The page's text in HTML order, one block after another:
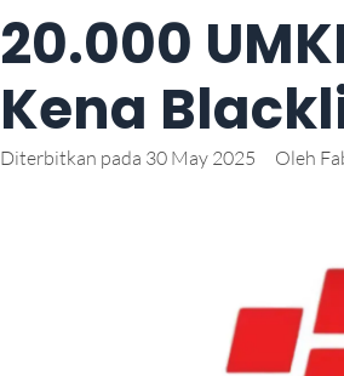
20.000
Kena
Diterbitkan pada 30 May 2025 Oleh